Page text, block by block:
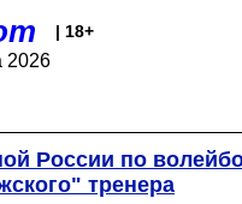
| 18+
2026
России по
тренера